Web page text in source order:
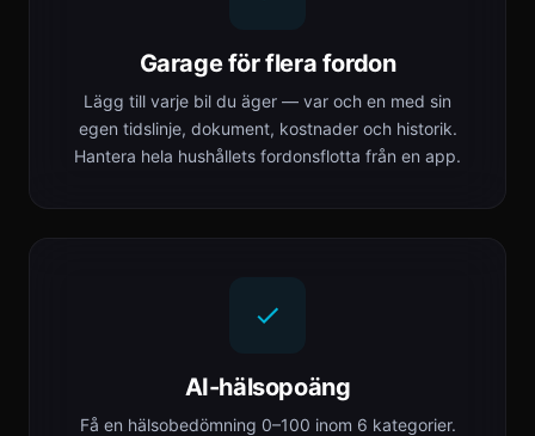
Garage för flera fordon
Lägg till varje bil du äger — var och en med sin
egen tidslinje, dokument, kostnader och historik.
Hantera hela hushållets fordonsflotta från en app.
AI-hälsopoäng
Få en hälsobedömning 0–100 inom 6 kategorier.